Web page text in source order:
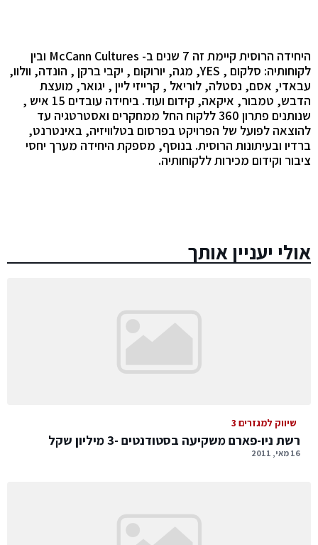
היחידה הרוסית קיימת זה 7 שנים ב- McCann Cultures ובין
לקוחותיה: סלקום , YES, מגה, יורוקום , יקבי ברקן , הונדה, וולוו,
עבאדי, אסם, נסטלה, לוריאל , קרייזי ליין , יגואר, מועצת
הדבש, טמבור, איקאה, קידום ועוד.
ביחידה עובדים 15 איש ,
שנותנים פתרון 360 ללקוח החל ממחקרים ואסטרטגיה עד
להוצאה לפועל של הפרויקט בפרסום בטלוויזיה, באינטרנט,
ברדיו ובעיתונות הרוסית. בנוסף, מספקת היחידה מערך יחסי
ציבור וקידום מכירות ללקוחותיה.
אולי יעניין אותך
שיווק למגזרים 3
רשת ניו-פארם משקיעה בסטודנטים -3 מיליון שקל
16 מאי, 2011